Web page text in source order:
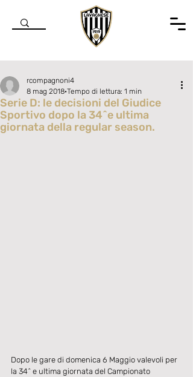
Serie D: le decisioni del Giudice
Sportivo dopo la 34^e ultima
giornata della regular season.
rcompagnoni4
8 mag 2018 Tempo di lettura: 1 min
Dopo le gare di domenica 6 Maggio valevoli per
la 34^ e ultima giornata del Campionato